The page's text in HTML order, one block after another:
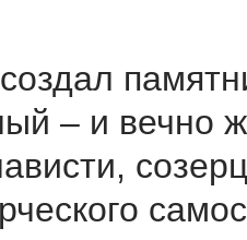
– и вечно